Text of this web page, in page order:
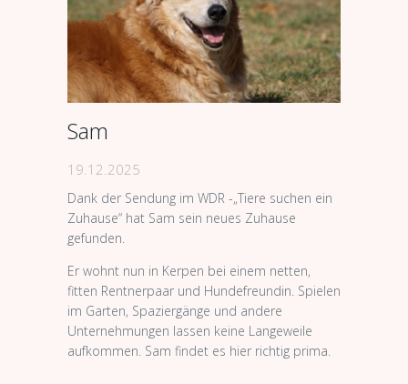
Sam
19.12.2025
Dank der Sendung im WDR -„Tiere suchen ein
Zuhause“ hat Sam sein neues Zuhause
gefunden.
Er wohnt nun in Kerpen bei einem netten,
fitten Rentnerpaar und Hundefreundin. Spielen
im Garten, Spaziergänge und andere
Unternehmungen lassen keine Langeweile
aufkommen. Sam findet es hier richtig prima.